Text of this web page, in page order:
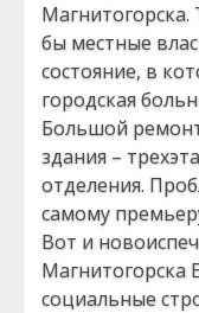
Магнитогорска.
бы местные
состояние, в
городская
Большой ремонт
здания –
отделения.
самому
Вот и
Магнитогорска
социальные